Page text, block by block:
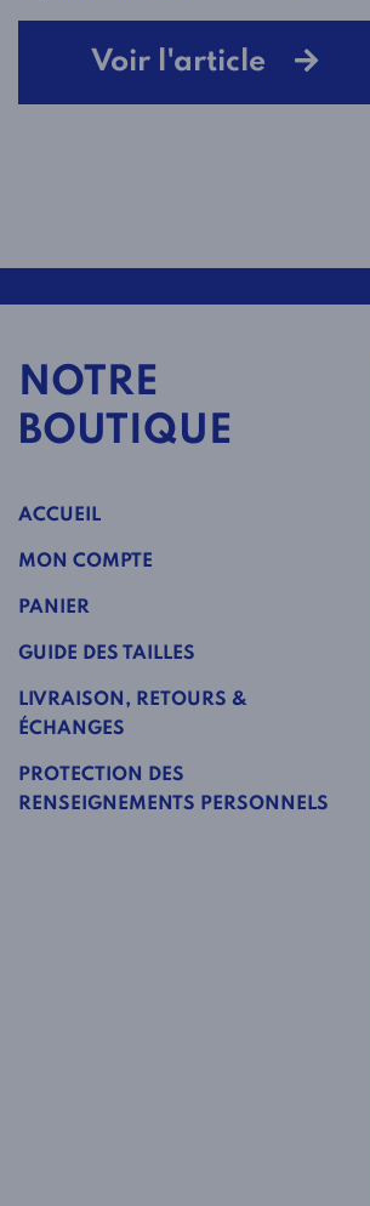
Voir l'article
NOTRE
BOUTIQUE
ACCUEIL
MON COMPTE
PANIER
GUIDE DES TAILLES
LIVRAISON, RETOURS &
ÉCHANGES
PROTECTION DES
RENSEIGNEMENTS PERSONNELS